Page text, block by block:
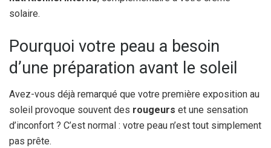
solaire.
Pourquoi votre peau a besoin
d’une préparation avant le soleil
Avez-vous déjà remarqué que votre première exposition au
soleil provoque souvent des rougeurs et une sensation
d’inconfort ? C’est normal : votre peau n’est tout simplement
pas prête.